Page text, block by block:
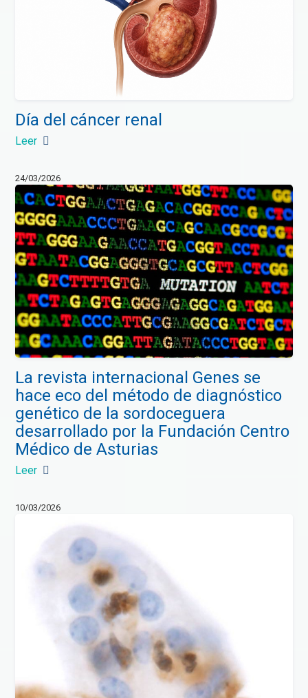
Día del cáncer renal
Leer
24/03/2026
La revista internacional Genes se
hace eco del método de diagnóstico
genético de la sordoceguera
desarrollado por la Fundación Centro
Médico de Asturias
Leer
10/03/2026